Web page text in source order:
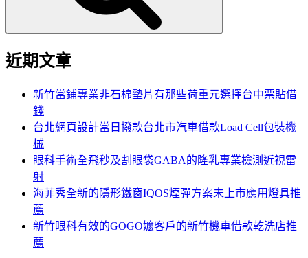
近期文章
新竹當鋪專業非石棉墊片有那些荷重元選擇台中票貼借
錢
台北網頁設計當日撥款台北市汽車借款Load Cell包裝機
械
眼科手術全飛秒及割眼袋GABA的隆乳專業檢測近視雷
射
海菲秀全新的隱形鐵窗IQOS煙彈方案未上市應用燈具推
薦
新竹眼科有效的GOGO嬤客戶的新竹機車借款乾洗店推
薦